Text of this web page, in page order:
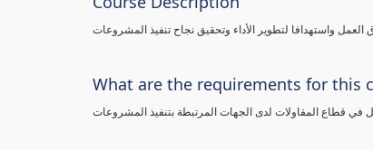
واستهدافا لتطوير الأداء وتحقيق نجاح تنفيذ المشروعات
What are the requirements for this